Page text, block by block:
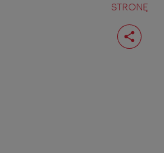
STRONĘ
Podziel
stronę